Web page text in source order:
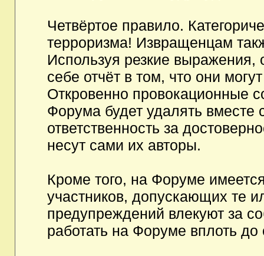
Четвёртое правило.
терроризма! Извращенцам
Используя резкие выражения,
себе отчёт в том, что они
Откровенно провокационные
Форума будет удалять вместе
ответственность за
несут сами их авторы.
Кроме того, на Форуме
участников, допускающих те
предупреждений влекуют за
работать на Форуме вплоть